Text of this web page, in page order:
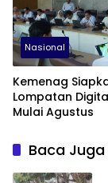
Nasional
Kemenag
Lompatan
Mulai Agustus
Baca Juga